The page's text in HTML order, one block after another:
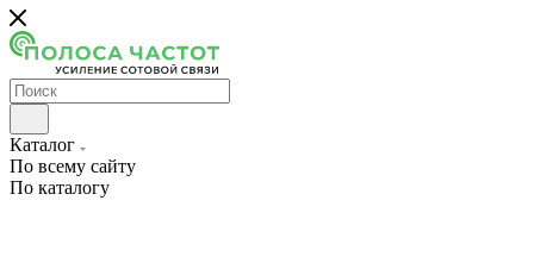
Каталог
По всему сайту
По каталогу